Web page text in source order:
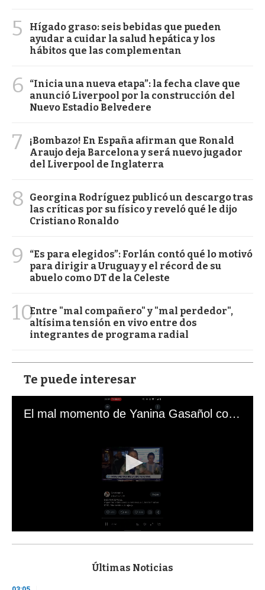
5
Hígado graso: seis bebidas que pueden
ayudar a cuidar la salud hepática y los
hábitos que las complementan
6
“Inicia una nueva etapa”: la fecha clave que
anunció Liverpool por la construcción del
Nuevo Estadio Belvedere
7
¡Bombazo! En España afirman que Ronald
Araujo deja Barcelona y será nuevo jugador
del Liverpool de Inglaterra
8
Georgina Rodríguez publicó un descargo tras
las críticas por su físico y reveló qué le dijo
Cristiano Ronaldo
9
“Es para elegidos”: Forlán contó qué lo motivó
para dirigir a Uruguay y el récord de su
abuelo como DT de la Celeste
10Entre "mal compañero" y "mal perdedor",
altísima tensión en vivo entre dos
integrantes de programa radial
Te puede interesar
El mal momento de Yanina Gasañol con un hincha argentino en "Subrayado"
s
Últimas Noticias